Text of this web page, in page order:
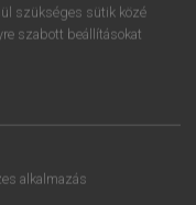
szükséges sütik közé
szabott beállításokat
alkalmazás